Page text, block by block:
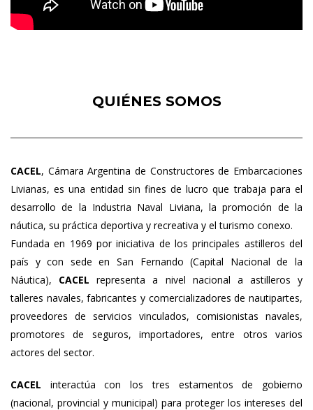
QUIÉNES SOMOS
CACEL, Cámara Argentina de Constructores de Embarcaciones
Livianas, es una entidad sin fines de lucro que trabaja para el
desarrollo de la Industria Naval Liviana, la promoción de la
náutica, su práctica deportiva y recreativa y el turismo conexo.
Fundada en 1969 por iniciativa de los principales astilleros del
país y con sede en San Fernando (Capital Nacional de la
Náutica), CACEL representa a nivel nacional a astilleros y
talleres navales, fabricantes y comercializadores de nautipartes,
proveedores de servicios vinculados, comisionistas navales,
promotores de seguros, importadores, entre otros varios
actores del sector.
CACEL interactúa con los tres estamentos de gobierno
(nacional, provincial y municipal) para proteger los intereses del